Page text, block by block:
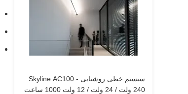
سیستم خطی روشنایی Skyline AC100 -
240 ولت / 24 ولت / 12 ولت 1000 ساعت